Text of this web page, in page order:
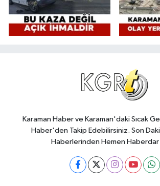
Karaman Haber ve Karaman'daki Sıcak
Haber'den Takip Edebilirsiniz. Son
Haberlerinden Hemen Haberdar